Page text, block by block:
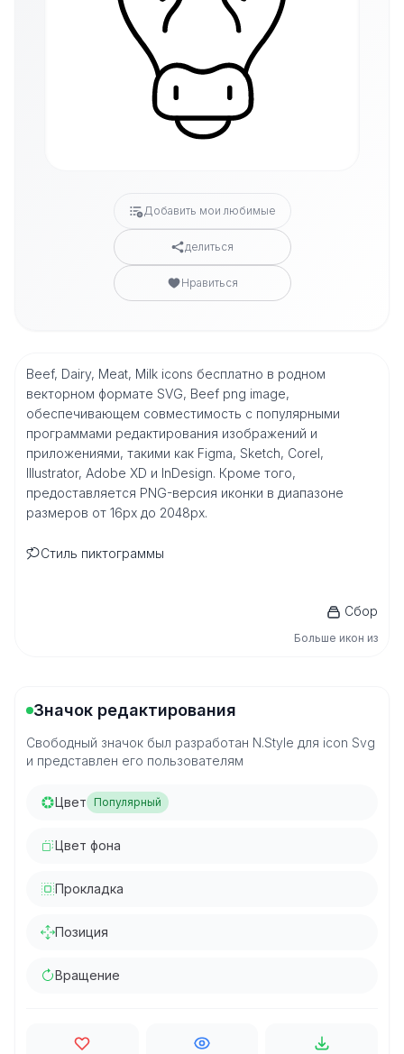
Добавить мои любимые
делиться
Нравиться
Beef, Dairy, Meat, Milk icons бесплатно в родном
векторном формате SVG, Beef png image,
обеспечивающем совместимость с популярными
программами редактирования изображений и
приложениями, такими как Figma, Sketch, Corel,
Illustrator, Adobe XD и InDesign. Кроме того,
предоставляется PNG-версия иконки в диапазоне
размеров от 16px до 2048px.
Стиль пиктограммы
Сбор
Больше икон из
Значок редактирования
Свободный значок был разработан N.Style для icon Svg
и представлен его пользователям
Цвет Популярный
Цвет фона
Прокладка
Позиция
Вращение